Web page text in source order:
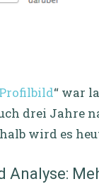
“ war
drei Jahre
wird es
Analyse: